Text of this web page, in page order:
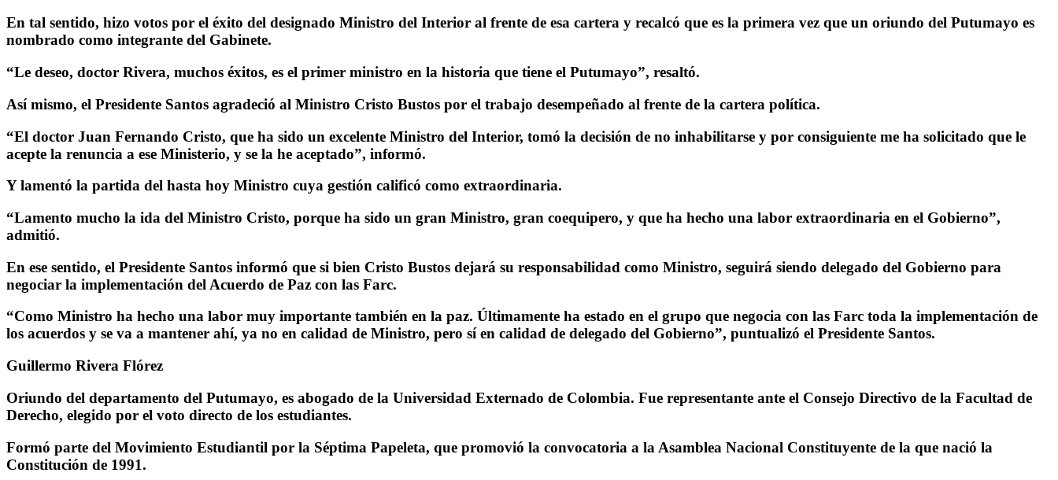
En tal sentido, hizo votos por el éxito del designado Ministro del Interior al frente de esa cartera y recalcó que es la primera vez que un oriundo del Putumayo es
nombrado como integrante del Gabinete.
“Le deseo, doctor Rivera, muchos éxitos, es el primer ministro en la historia que tiene el Putumayo”, resaltó.
Así mismo, el Presidente Santos agradeció al Ministro Cristo Bustos por el trabajo desempeñado al frente de la cartera política.
“El doctor Juan Fernando Cristo, que ha sido un excelente Ministro del Interior, tomó la decisión de no inhabilitarse y por consiguiente me ha solicitado que le
acepte la renuncia a ese Ministerio, y se la he aceptado”, informó.
Y lamentó la partida del hasta hoy Ministro cuya gestión calificó como extraordinaria.
“Lamento mucho la ida del Ministro Cristo, porque ha sido un gran Ministro, gran coequipero, y que ha hecho una labor extraordinaria en el Gobierno”,
admitió.
En ese sentido, el Presidente Santos informó que si bien Cristo Bustos dejará su responsabilidad como Ministro, seguirá siendo delegado del Gobierno para
negociar la implementación del Acuerdo de Paz con las Farc.
“Como Ministro ha hecho una labor muy importante también en la paz. Últimamente ha estado en el grupo que negocia con las Farc toda la implementación de
los acuerdos y se va a mantener ahí, ya no en calidad de Ministro, pero sí en calidad de delegado del Gobierno”, puntualizó el Presidente Santos.
Guillermo Rivera Flórez
Oriundo del departamento del Putumayo, es abogado de la Universidad Externado de Colombia. Fue representante ante el Consejo Directivo de la Facultad de
Derecho, elegido por el voto directo de los estudiantes.
Formó parte del Movimiento Estudiantil por la Séptima Papeleta, que promovió la convocatoria a la Asamblea Nacional Constituyente de la que nació la
Constitución de 1991.